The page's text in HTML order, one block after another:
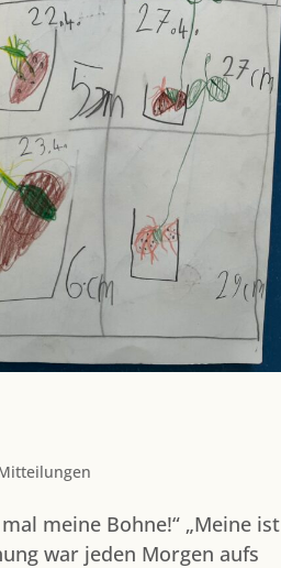
meine Bohne!“ „Meine ist
war jeden Morgen aufs